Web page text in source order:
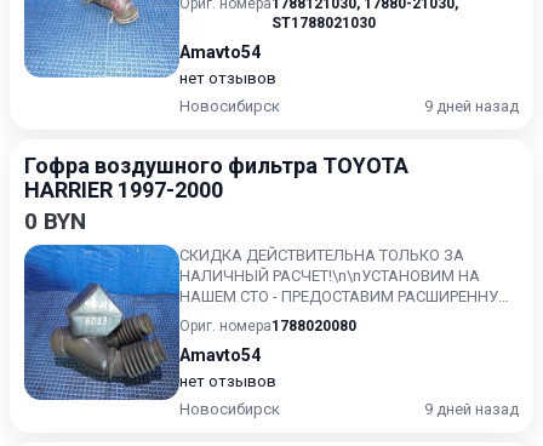
Ориг. номера1788121030, 17880-21030,
ST1788021030
Amavto54
нет отзывов
Новосибирск
9 дней назад
Гофра воздушного фильтра TOYOTA
HARRIER 1997-2000
0 BYN
СКИДКА ДЕЙСТВИТЕЛЬНА ТОЛЬКО ЗА
НАЛИЧНЫЙ РАСЧЕТ!\n\nУСТАНОВИМ НА
НАШЕМ СТО - ПРЕДОСТАВИМ РАСШИРЕННУЮ
ГАРАНТИЮ!!\nКонтрактный, без пробега по...
Ориг. номера1788020080
Amavto54
нет отзывов
Новосибирск
9 дней назад